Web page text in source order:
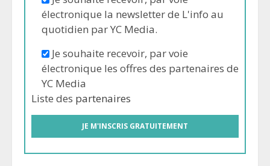
électronique la newsletter de L'info au
quotidien par YC Media.
Je souhaite recevoir, par voie
électronique les offres des partenaires de
YC Media
Liste des partenaires